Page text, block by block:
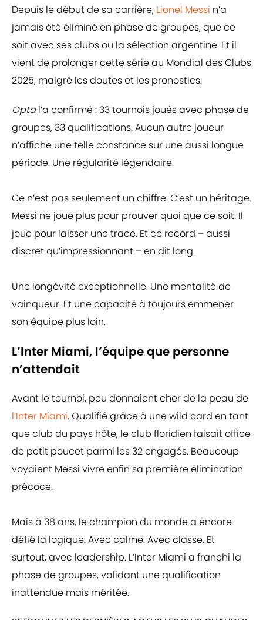
Depuis le début de sa carrière, Lionel Messi n’a
jamais été éliminé en phase de groupes, que ce
soit avec ses clubs ou la sélection argentine. Et il
vient de prolonger cette série au Mondial des Clubs
2025, malgré les doutes et les pronostics.
Optal’a confirmé : 33 tournois joués avec phase de
groupes, 33 qualifications. Aucun autre joueur
n’affiche une telle constance sur une aussi longue
période. Une régularité légendaire.
Ce n’est pas seulement un chiffre. C’est un héritage.
Messi ne joue plus pour prouver quoi que ce soit. Il
joue pour laisser une trace. Et ce record – aussi
discret qu’impressionnant – en dit long.
Une longévité exceptionnelle. Une mentalité de
vainqueur. Et une capacité à toujours emmener
son équipe plus loin.
L’Inter Miami, l’équipe que personne
n’attendait
Avant le tournoi, peu donnaient cher de la peau de
l’Inter Miami. Qualifié grâce à une wild card en tant
que club du pays hôte, le club floridien faisait office
de petit poucet parmi les 32 engagés. Beaucoup
voyaient Messi vivre enfin sa première élimination
précoce.
Mais à 38 ans, le champion du monde a encore
défié la logique. Avec calme. Avec classe. Et
surtout, avec leadership. L’Inter Miami a franchi la
phase de groupes, validant une qualification
inattendue mais méritée.